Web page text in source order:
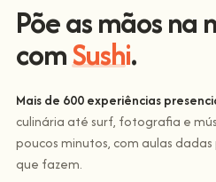
Põe as mãos na
comSushi.
Mais de 600 experiências
culinária até surf, fotografia e
poucos minutos, com aulas
que fazem.